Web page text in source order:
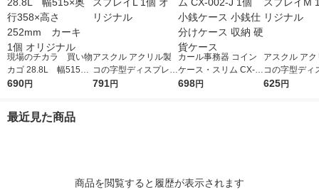
現場のチカラ 買い物
カゴ 28.8L 幅515×
奥行358×高さ252mm
690円
アスクル アクリル製
コの字型ディスプレイ
L 1個 オリジナル
791円
カール事務器 コイン
ケース・スリム CX-0
02-J 1個 小銭ケース
698円
アスクル ア
コの字型ディ
M 1個 オリジ
625円
最近見た商品
商品を閲覧すると履歴が表示されます